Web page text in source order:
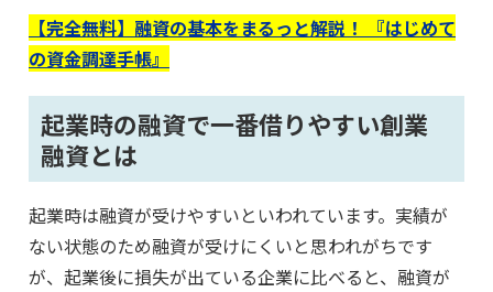
【完全無料】融資の基本をまるっと解説！ 『はじめて
の資金調達手帳』
起業時の融資で一番借りやすい創業
融資とは
起業時は融資が受けやすいといわれています。実績が
ない状態のため融資が受けにくいと思われがちです
が、起業後に損失が出ている企業に比べると、融資が